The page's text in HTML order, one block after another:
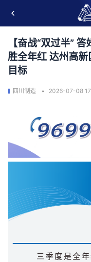
【奋战“双过半”
胜全年红 达州高
目标
四川制造 2026-07-08
三季度是全